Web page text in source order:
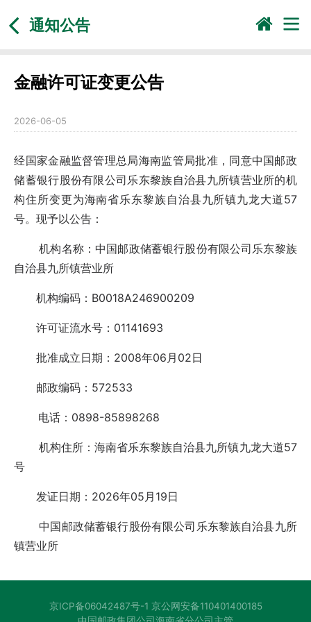
通知公告
金融许可证变更公告
2026-06-05
经国家金融监督管理总局海南监管局批准，同意中国邮政
储蓄银行股份有限公司乐东黎族自治县九所镇营业所的机
构住所变更为海南省乐东黎族自治县九所镇九龙大道57
号。现予以公告：
机构名称：中国邮政储蓄银行股份有限公司乐东黎族
自治县九所镇营业所
机构编码：B0018A246900209
许可证流水号：01141693
批准成立日期：2008年06月02日
邮政编码：572533
电话：0898-85898268
机构住所：海南省乐东黎族自治县九所镇九龙大道57
号
发证日期：2026年05月19日
中国邮政储蓄银行股份有限公司乐东黎族自治县九所
镇营业所
京ICP备06042487号-1 京公网安备110401400185